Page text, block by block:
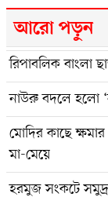
আরো পড়ুন
রিপাবলিক বাংলা
নাউরু বদলে হলো
মোদির কাছে
মা-মেয়ে
হরমুজ সংকটে সমুদ্র